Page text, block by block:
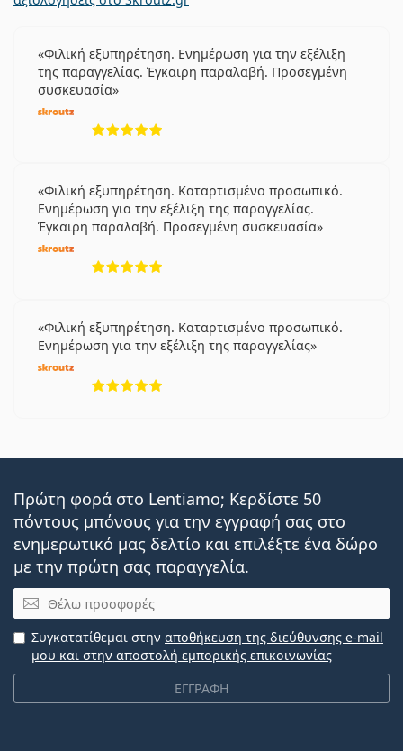
Φιλική εξυπηρέτηση. Ενημέρωση για την εξέλιξη
της παραγγελίας. Έγκαιρη παραλαβή. Προσεγμένη
συσκευασία
Φιλική εξυπηρέτηση. Καταρτισμένο προσωπικό.
Ενημέρωση για την εξέλιξη της παραγγελίας.
Έγκαιρη παραλαβή. Προσεγμένη συσκευασία
Φιλική εξυπηρέτηση. Καταρτισμένο προσωπικό.
Ενημέρωση για την εξέλιξη της παραγγελίας
Πρώτη φορά στο Lentiamo; Κερδίστε 50
πόντους μπόνους για την εγγραφή σας στο
ενημερωτικό μας δελτίο και επιλέξτε ένα δώρο
με την πρώτη σας παραγγελία.
Email
ΕΓΓΡΑΦΗ
Συγκατατίθεμαι στην αποθήκευση της διεύθυνσης e-mail
μου και στην αποστολή εμπορικής επικοινωνίας